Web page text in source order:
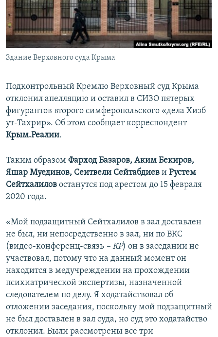
ПОБЕДИТЕЛЕЙ НЕ СУДЯТ?
КРЫМ.НЕПОКОРЕННЫЙ
ELIFBE
УКРАИНСКАЯ ПРОБЛЕМА КРЫМА
ПРИСОЕДИНЯЙТЕСЬ!
Здание Верховного суда Крыма
Подконтрольный Кремлю Верховный суд Крыма
отклонил апелляцию и оставил в СИЗО пятерых
фигурантов второго симферопольского «дела Хизб
ут-Тахрир». Об этом сообщает корреспондент
Крым.Реалии.
Таким образом Фарход Базаров, Аким Бекиров,
Яшар Муединов, Сеитвели Сейтабдиев и Рустем
Сейтхалилов останутся под арестом до 15 февраля
2020 года.
«Мой подзащитный Сейтхалилов в зал доставлен
не был, ни непосредственно в зал, ни по ВКС
(видео-конференц-связь – КР) он в заседании не
участвовал, потому что на данный момент он
находится в медучреждении на прохождении
психиатрической экспертизы, назначенной
следователем по делу. Я ходатайствовал об
отложении заседания, поскольку мой подзащитный
не был доставлен в зал суда, но суд это ходатайство
отклонил. Были рассмотрены все три